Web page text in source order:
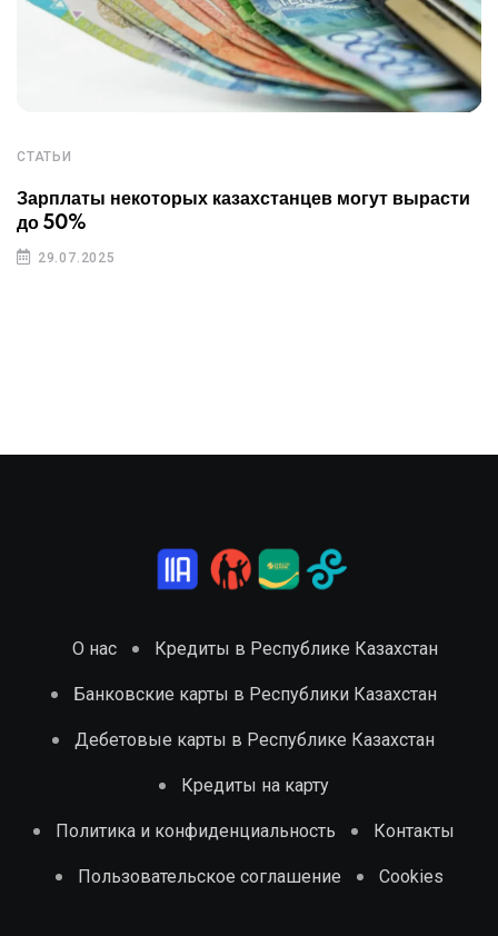
СТАТЬИ
Зарплаты некоторых казахстанцев могут вырасти
до 50%
29.07.2025
О нас Кредиты в Республике Казахстан
Банковские карты в Республики Казахстан
Дебетовые карты в Республике Казахстан
Кредиты на карту
Политика и конфиденциальность Контакты
Пользовательское соглашение Cookies